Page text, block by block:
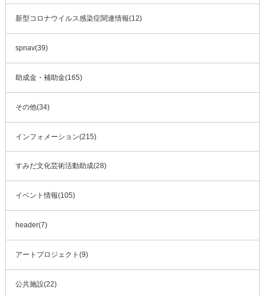
新型コロナウイルス感染症関連情報(12)
spnav(39)
助成金・補助金(165)
その他(34)
インフォメーション(215)
すみだ文化芸術活動助成(28)
イベント情報(105)
header(7)
アートプロジェクト(9)
公共施設(22)